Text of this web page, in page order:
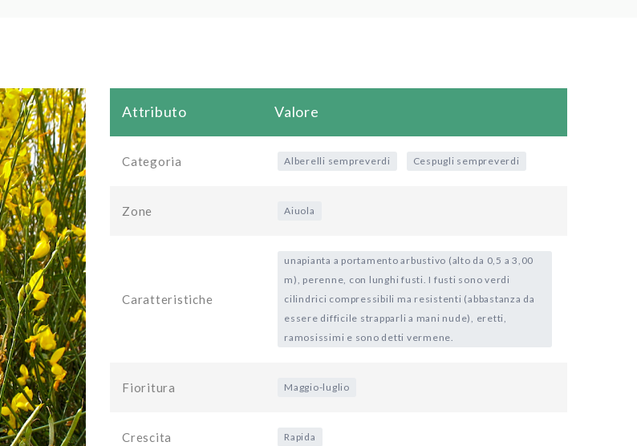
Attributo Valore
Categoria Alberelli sempreverdi Cespugli sempreverdi
Zone Aiuola
Caratteristiche
unapianta a portamento arbustivo (alto da 0,5 a 3,00
m), perenne, con lunghi fusti. I fusti sono verdi
cilindrici compressibili ma resistenti (abbastanza da
essere difficile strapparli a mani nude), eretti,
ramosissimi e sono detti vermene.
Fioritura Maggio-luglio
Crescita Rapida